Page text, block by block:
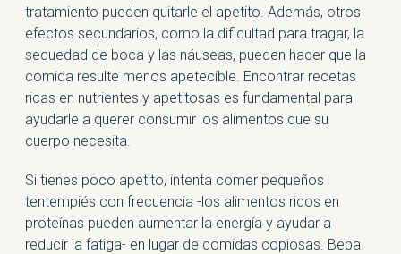
tratamiento pueden quitarle el apetito. Además, otros
efectos secundarios, como la dificultad para tragar, la
sequedad de boca y las náuseas, pueden hacer que la
comida resulte menos apetecible. Encontrar recetas
ricas en nutrientes y apetitosas es fundamental para
ayudarle a querer consumir los alimentos que su
cuerpo necesita.
Si tienes poco apetito, intenta comer pequeños
tentempiés con frecuencia -los alimentos ricos en
proteínas pueden aumentar la energía y ayudar a
reducir la fatiga- en lugar de comidas copiosas. Beba